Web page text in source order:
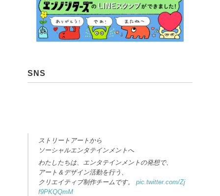
SNS
ストリートアートから
ソーシャルエンタテインメントへ
わたしたちは、エンタテインメントの発想で、
アート＆デザイン活動を行う、
クリエイティブ制作チームです。 pic.twitter.com/Zj
f9PKQQmM